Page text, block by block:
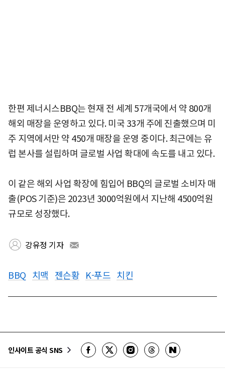
한편 제너시스BBQ는 현재 전 세계 57개국에서 약 800개
해외 매장을 운영하고 있다. 미국 33개 주에 진출했으며 미
주 지역에서만 약 450개 매장을 운영 중이다. 최근에는 유
럽 본사를 설립하며 글로벌 사업 확대에 속도를 내고 있다.
이 같은 해외 사업 확장에 힘입어 BBQ의 글로벌 소비자 매
출(POS 기준)은 2023년 3000억원에서 지난해 4500억원
규모로 성장했다.
강유정 기자
BBQ 치맥 젠슨황 K-푸드 치킨
인사이트 공식 SNS